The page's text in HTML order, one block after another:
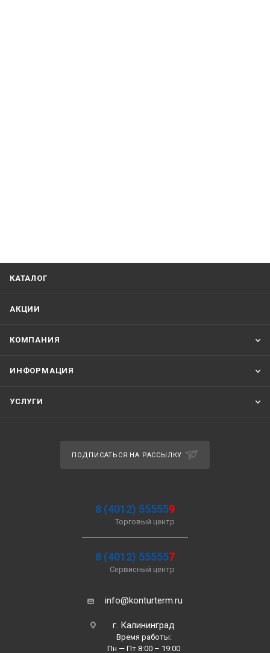
КАТАЛОГ
АКЦИИ
КОМПАНИЯ
ИНФОРМАЦИЯ
УСЛУГИ
ПОДПИСАТЬСЯ НА РАССЫЛКУ
8 (4012) 555559
Торговый центр
8 (4012) 555557
Сервисный центр
info@konturterm.ru
г. Калининград
Время работы:
Пн — Пт 8:00 – 19:00